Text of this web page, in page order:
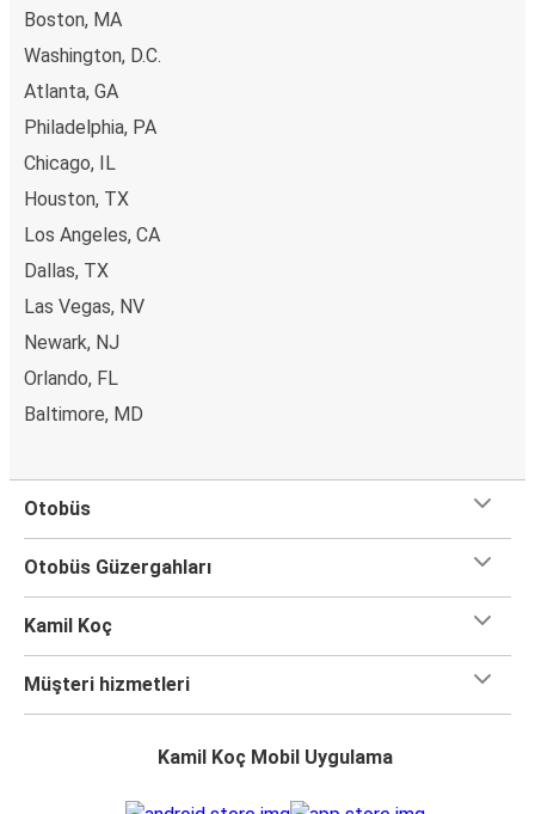
Boston, MA
Washington, D.C.
Atlanta, GA
Philadelphia, PA
Chicago, IL
Houston, TX
Los Angeles, CA
Dallas, TX
Las Vegas, NV
Newark, NJ
Orlando, FL
Baltimore, MD
Otobüs
Otobüs Güzergahları
Kamil Koç
Müşteri hizmetleri
Kamil Koç Mobil Uygulama